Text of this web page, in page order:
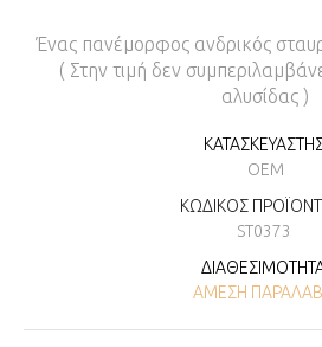
Ένας πανέμορφος ανδρικός
( Στην τιμή δεν
αλυσίδας )
OEM
ΚΩΔΙΚΌΣ
ST0373
ΆΜΕΣΗ